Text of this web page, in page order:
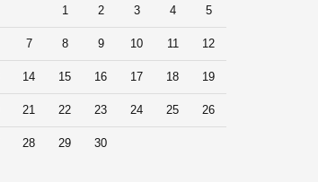
1 2 3 4 5
7 8 9 10 11 12
14 15 16 17 18 19
21 22 23 24 25 26
28 29 30